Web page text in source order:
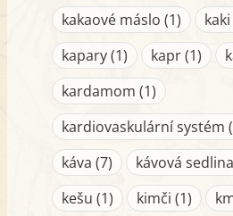
kakaové máslo (1)
kapary (1)
kapr (1)
kardamom (1)
kardiovaskulární systém
káva (7)
kávová
kešu (1)
kimči (1)